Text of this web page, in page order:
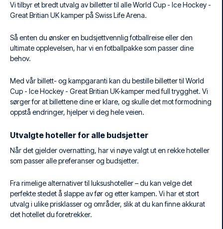
Vi tilbyr et bredt utvalg av billetter til alle World Cup - Ice Hockey -
Great Britian UK kamper på Swiss Life Arena.
Så enten du ønsker en budsjettvennlig fotballreise eller den
ultimate opplevelsen, har vi en fotballpakke som passer dine
behov.
Med vår billett- og kampgaranti kan du bestille billetter til World
Cup - Ice Hockey - Great Britian UK-kamper med full trygghet. Vi
sørger for at billettene dine er klare, og skulle det mot formodning
oppstå endringer, hjelper vi deg hele veien.
Utvalgte hoteller for alle budsjetter
Når det gjelder overnatting, har vi nøye valgt ut en rekke hoteller
som passer alle preferanser og budsjetter.
Fra rimelige alternativer til luksushoteller – du kan velge det
perfekte stedet å slappe av før og etter kampen. Vi har et stort
utvalg i ulike prisklasser og områder, slik at du kan finne akkurat
det hotellet du foretrekker.